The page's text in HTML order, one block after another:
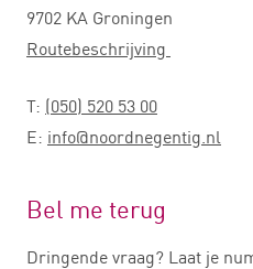
9702 KA Groningen
Routebeschrijving
T: (050) 520 53 00
E: info@noordnegentig.nl
Bel me terug
Dringende vraag? Laat je